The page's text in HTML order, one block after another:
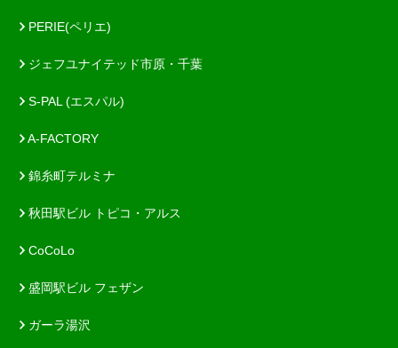
PERIE(ペリエ)
ジェフユナイテッド市原・千葉
S-PAL (エスパル)
A-FACTORY
錦糸町テルミナ
秋田駅ビル トピコ・アルス
CoCoLo
盛岡駅ビル フェザン
ガーラ湯沢